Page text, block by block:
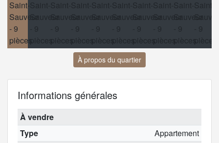
À propos du quartier
Informations générales
À vendre
Type
Appartement